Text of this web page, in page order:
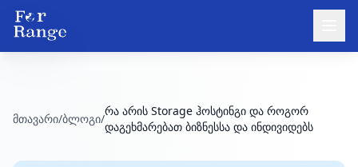
მთავარი/ბლოგი/
რა არის Storage ჰოსტინგი და როგორ
დაგეხმარებათ ბიზნესსა და ინდივიდებს